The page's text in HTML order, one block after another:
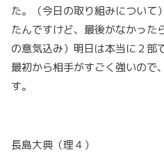
た。（今日の取り組みについて
たんですけど、最後がなかった
の意気込み）明日は本当に２部
最初から相手がすごく強いので
す。
長島大典（理４）